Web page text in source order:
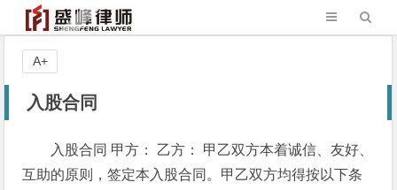
入股合同
入股合同 甲方： 乙方： 甲乙双方本着诚信、友好、
互助的原则，签定本入股合同。甲乙双方均得按以下条
A+